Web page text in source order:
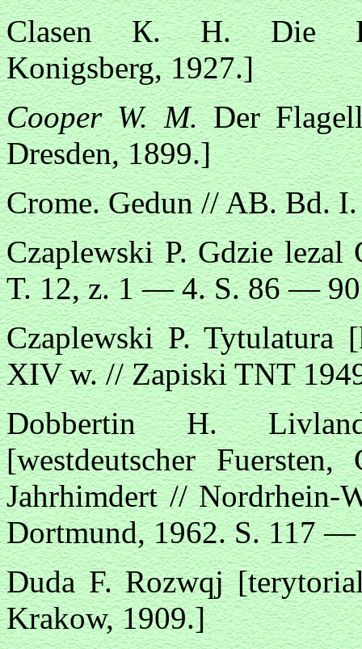
Clasen К. Н. Die
Konigsberg, 1927.]
Cooper W. M.Der
Dresden, 1899.]
Crome. Gedun // AB. Bd.
Czaplewski P. Gdzie
T. 12, z. 1 — 4. S. 86 —
Czaplewski P. Tytulatura
XIV w. // Zapiski TNT
Dobbertin H.
[westdeutscher
Jahrhimdert // Nordrhein-
Dortmund, 1962. S. 117
Duda F. Rozwqj
Krakow, 1909.]